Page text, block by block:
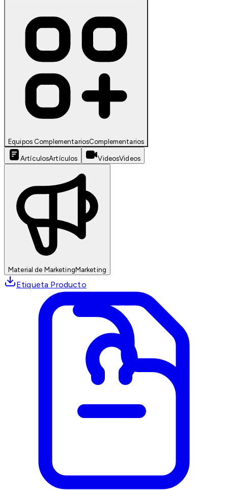
Equipos ComplementariosComplementarios
ArtículosArtículos VideosVideos
Material de MarketingMarketing
Etiqueta Producto